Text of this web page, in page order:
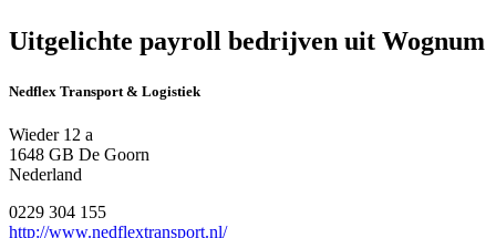
Uitgelichte payroll bedrijven uit Wognum
Nedflex Transport & Logistiek
Wieder 12 a
1648 GB De Goorn
Nederland
0229 304 155
http://www.nedflextransport.nl/